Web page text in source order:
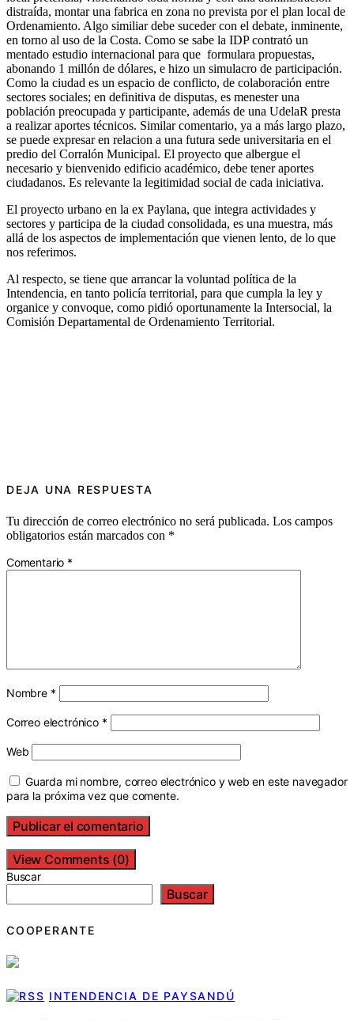
distraída, montar una fabrica en zona no prevista por el plan local de
Ordenamiento. Algo similiar debe suceder con el debate, inminente,
en torno al uso de la Costa. Como se sabe la IDP contrató un
mentado estudio internacional para que formulara propuestas,
abonando 1 millón de dólares, e hizo un simulacro de participación.
Como la ciudad es un espacio de conflicto, de colaboración entre
sectores sociales; en definitiva de disputas, es menester una
población preocupada y participante, además de una UdelaR presta
a realizar aportes técnicos. Similar comentario, ya a más largo plazo,
se puede expresar en relacion a una futura sede universitaria en el
predio del Corralón Municipal. El proyecto que albergue el
necesario y bienvenido edificio académico, debe tener aportes
ciudadanos. Es relevante la legitimidad social de cada iniciativa.
El proyecto urbano en la ex Paylana, que integra actividades y
sectores y participa de la ciudad consolidada, es una muestra, más
allá de los aspectos de implementación que vienen lento, de lo que
nos referimos.
Al respecto, se tiene que arrancar la voluntad política de la
Intendencia, en tanto policía territorial, para que cumpla la ley y
organice y convoque, como pidió oportunamente la Intersocial, la
Comisión Departamental de Ordenamiento Territorial.
DEJA UNA RESPUESTA
Tu dirección de correo electrónico no será publicada. Los campos
obligatorios están marcados con *
Comentario *
Nombre *
Correo electrónico *
Web
Guarda mi nombre, correo electrónico y web en este navegador
para la próxima vez que comente.
View Comments (0)
Buscar
Buscar
COOPERANTE
INTENDENCIA DE PAYSANDÚ